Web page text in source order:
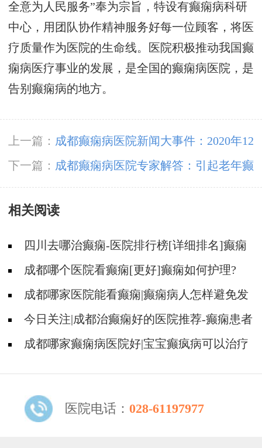
全意为人民服务”奉为宗旨，特设有癫痫病科研
中心，用团队协作精神服务好每一位顾客，将医
疗质量作为医院的生命线。医院积极推动我国癫
痫病医疗事业的发展，是全国的癫痫病医院，是
告别癫痫病的地方。
上一篇： 成都癫痫病医院新闻大事件：2020年12
月19日上午，成都神康癫痫医院组织新冠肺炎应
急预案演练
下一篇： 成都癫痫病医院专家解答：引起老年癫
痫的原因是什么?
相关阅读
四川去哪治癫痫-医院排行榜[详细排名]癫痫
治疗怎么治比较好?
成都哪个医院看癫痫[更好]癫痫如何护理?
成都哪家医院能看癫痫|癫痫病人怎样避免发
病?今日关注|成都治癫痫好的医院推荐-癫痫患者
怎样正确用药?
成都哪家癫痫病医院好|宝宝癫疯病可以治疗
医院电话： 028-61197977